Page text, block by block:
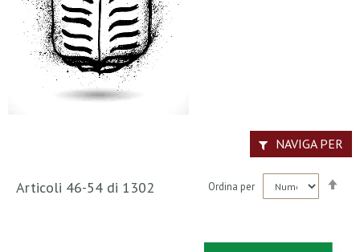
Articoli 46-54 di 1302 Ordina per
NAVIGA PER